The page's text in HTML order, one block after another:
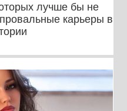
лучше бы не
карьеры в